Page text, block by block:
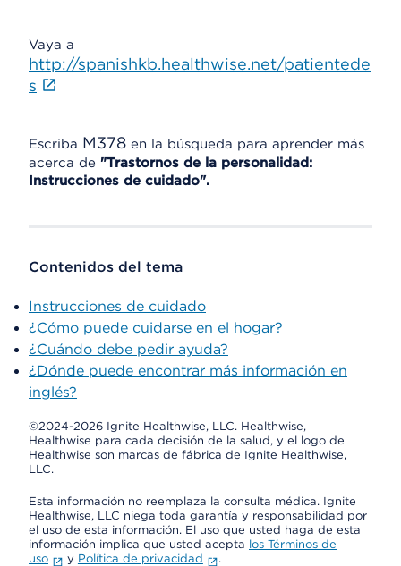
Vaya a
http://spanishkb.healthwise.net/patientede
s
Escriba M378 en la búsqueda para aprender más
acerca de "Trastornos de la personalidad:
Instrucciones de cuidado".
Contenidos del tema
Instrucciones de cuidado
¿Cómo puede cuidarse en el hogar?
¿Cuándo debe pedir ayuda?
¿Dónde puede encontrar más información en
inglés?
©2024-2026 Ignite Healthwise, LLC. Healthwise,
Healthwise para cada decisión de la salud, y el logo de
Healthwise son marcas de fábrica de Ignite Healthwise,
LLC.
Esta información no reemplaza la consulta médica. Ignite
Healthwise, LLC niega toda garantía y responsabilidad por
el uso de esta información. El uso que usted haga de esta
información implica que usted acepta los Términos de
uso
y Política de privacidad .